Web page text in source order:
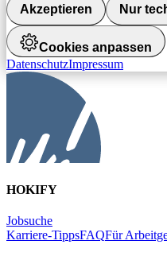
Akzeptieren Nur
Cookies anpassen
DatenschutzImpressum
HOKIFY
Jobsuche
Karriere-TippsFAQFür